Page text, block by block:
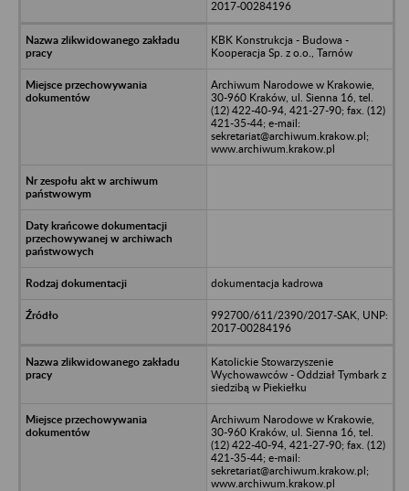
2017-00284196
KBK Konstrukcja - Budowa -
Kooperacja Sp. z o.o., Tarnów
Archiwum Narodowe w Krakowie,
30-960 Kraków, ul. Sienna 16, tel.
(12) 422-40-94, 421-27-90; fax. (12)
421-35-44; e-mail:
sekretariat@archiwum.krakow.pl;
www.archiwum.krakow.pl
dokumentacja kadrowa
992700/611/2390/2017-SAK, UNP:
2017-00284196
Katolickie Stowarzyszenie
Wychowawców - Oddział Tymbark z
siedzibą w Piekiełku
Archiwum Narodowe w Krakowie,
30-960 Kraków, ul. Sienna 16, tel.
(12) 422-40-94, 421-27-90; fax. (12)
421-35-44; e-mail:
sekretariat@archiwum.krakow.pl;
www.archiwum.krakow.pl